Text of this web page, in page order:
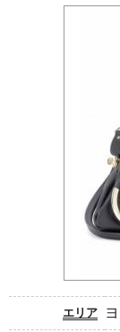
エリア